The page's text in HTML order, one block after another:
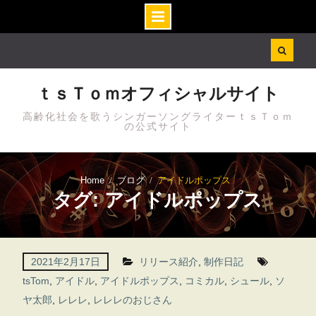
ｔｓＴｏｍオフィシャルサイト
高齢化社会を歌うシンガーソングライターｔｓＴｏｍ
の公式サイト
Home ブログ アイドルポップス
タグ: アイドルポップス
2021年2月17日 リリース紹介 制作日記
tsTom
アイドル, アイドルポップス コミカル, シュール,
ソ
ヤ太郎
レレレ レレレのおじさん